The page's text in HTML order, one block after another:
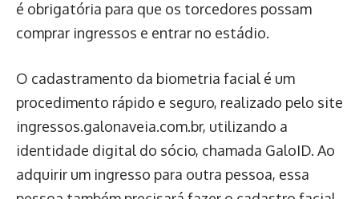
é obrigatória para que os torcedores possam
comprar ingressos e entrar no estádio.
O cadastramento da biometria facial é um
procedimento rápido e seguro, realizado pelo site
ingressos.galonaveia.com.br, utilizando a
identidade digital do sócio, chamada GaloID. Ao
adquirir um ingresso para outra pessoa, essa